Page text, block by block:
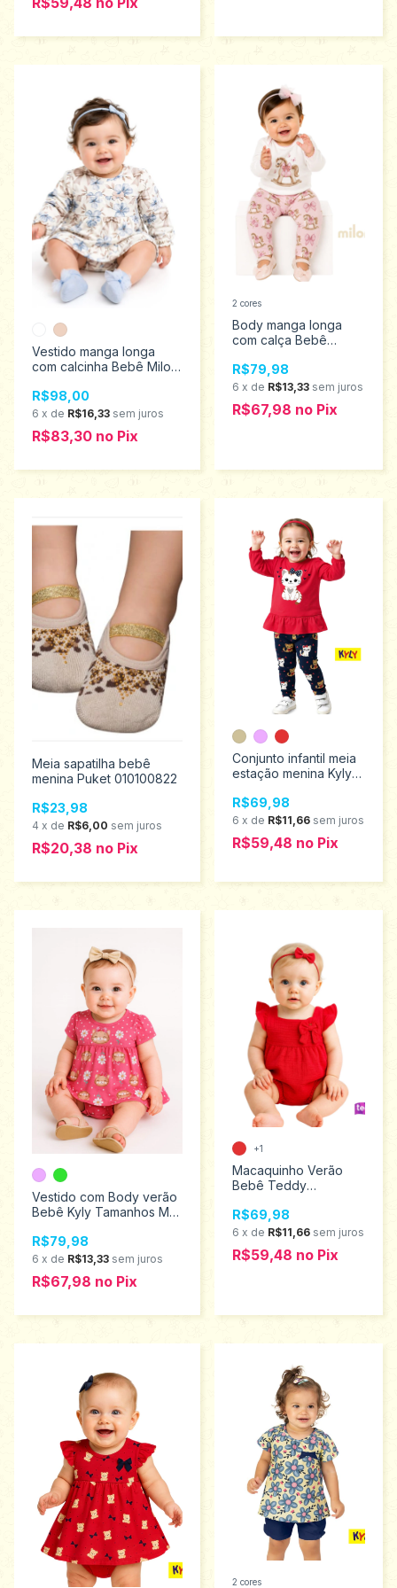
Vestido manga longa
com calcinha Bebê Milon
R$98,00
6 x de R$16,33 sem juros
R$83,30 no Pix
Body manga longa
com calça Bebê
2001427
R$79,98
6 x de R$13,33 sem juros
R$67,98 no Pix
2 cores
Meia sapatilha bebê
menina Puket 010100822
R$23,98
4 x de R$6,00 sem juros
R$20,38 no Pix
Conjunto infantil meia
estação menina Kyly
R$69,98
6 x de R$11,66 sem juros
R$59,48 no Pix
Vestido com Body verão
Bebê Kyly Tamanhos M
R$79,98
6 x de R$13,33 sem juros
R$67,98 no Pix
Macaquinho Verão
Bebê Teddy
18402
R$69,98
6 x de R$11,66 sem juros
R$59,48 no Pix
+1
2 cores